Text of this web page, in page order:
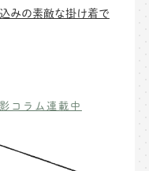
みの素敵な掛け着で
コラム連載中